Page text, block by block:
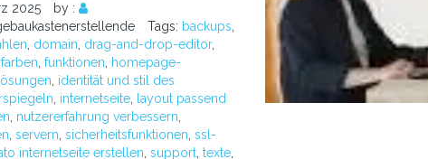
2025
by :
Tags: backups
domain drag-and-drop-editor,
farben funktionen
homepage-
identität und stil des
internetseite
layout passend
nutzererfahrung verbessern
servern sicherheitsfunktionen ssl-
internetseite erstellen support texte